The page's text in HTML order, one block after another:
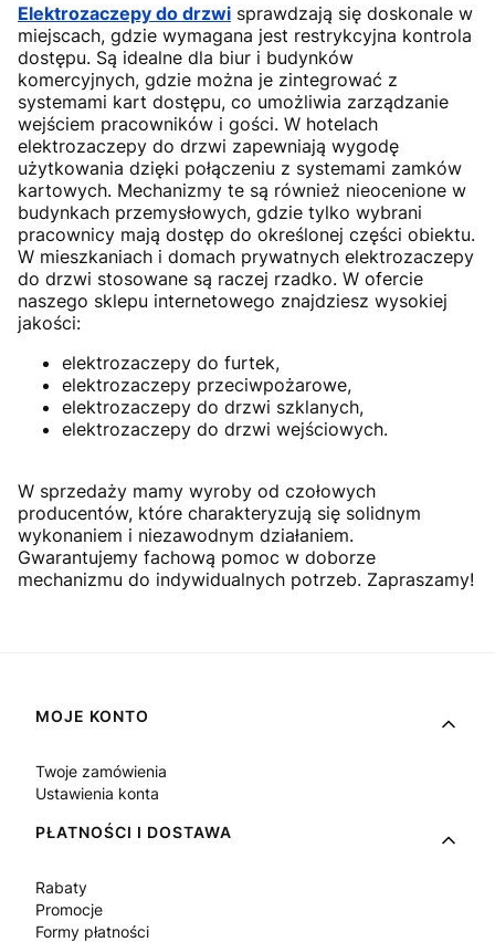
Elektrozaczepy do drzwi sprawdzają się doskonale w
miejscach, gdzie wymagana jest restrykcyjna kontrola
dostępu. Są idealne dla biur i budynków
komercyjnych, gdzie można je zintegrować z
systemami kart dostępu, co umożliwia zarządzanie
wejściem pracowników i gości. W hotelach
elektrozaczepy do drzwi zapewniają wygodę
użytkowania dzięki połączeniu z systemami zamków
kartowych. Mechanizmy te są również nieocenione w
budynkach przemysłowych, gdzie tylko wybrani
pracownicy mają dostęp do określonej części obiektu.
W mieszkaniach i domach prywatnych elektrozaczepy
do drzwi stosowane są raczej rzadko. W ofercie
naszego sklepu internetowego znajdziesz wysokiej
jakości:
elektrozaczepy do furtek,
elektrozaczepy przeciwpożarowe,
elektrozaczepy do drzwi szklanych,
elektrozaczepy do drzwi wejściowych.
W sprzedaży mamy wyroby od czołowych
producentów, które charakteryzują się solidnym
wykonaniem i niezawodnym działaniem.
Gwarantujemy fachową pomoc w doborze
mechanizmu do indywidualnych potrzeb. Zapraszamy!
Linki w stopce
MOJE KONTO
Twoje zamówienia
Ustawienia konta
PŁATNOŚCI I DOSTAWA
Rabaty
Promocje
Formy płatności